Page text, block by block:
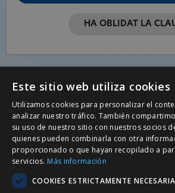
HA OBLIDAT LA
Este sitio web utiliza cookies
Utilizamos cookies para personalizar el
analizar nuestro tráfico. También
su uso de nuestro sitio con nuestros socios
quienes pueden combinarla con otra
proporcionado o que hayan recopilado a
servicios. Más información
COOKIES ESTRICTAMENTE